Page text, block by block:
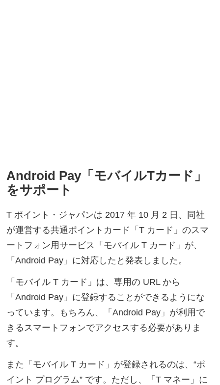
Android Pay「モバイルTカード」
をサポート
T ポイント・ジャパンは 2017 年 10 月 2 日、同社
が運営する共通ポイントカード「T カード」のスマ
ートフォン用サービス「モバイル T カード」が、
「Android Pay」に対応したと発表しました。
「モバイル T カード」は、専用の URL から
「Android Pay」に登録することができるようにな
っています。もちろん、「Android Pay」が利用で
きるスマートフォンでアクセスする必要がありま
す。
また「モバイル T カード」が登録されるのは、“ポ
イント プログラム” です。ただし、「T マネー」に